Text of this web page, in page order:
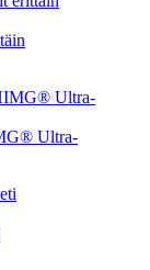
Ultra-